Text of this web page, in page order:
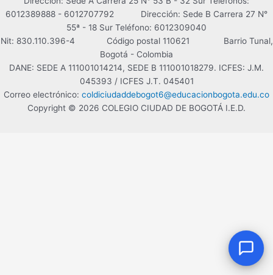
6012389888 - 6012707792 Dirección: Sede B Carrera 27 N°
55ª - 18 Sur Teléfono: 6012309040
Nit: 830.110.396-4 Código postal 110621 Barrio Tunal,
Bogotá - Colombia
DANE: SEDE A 111001014214, SEDE B 111001018279. ICFES: J.M.
045393 / ICFES J.T. 045401
Correo electrónico: coldiciudaddebogot6@educacionbogota.edu.co
Copyright © 2026 COLEGIO CIUDAD DE BOGOTÁ I.E.D.
¡Hola! Soy el asistente virtual del
Colegio Ciudad de Bogotá. ¿En qué
puedo ayudarte?